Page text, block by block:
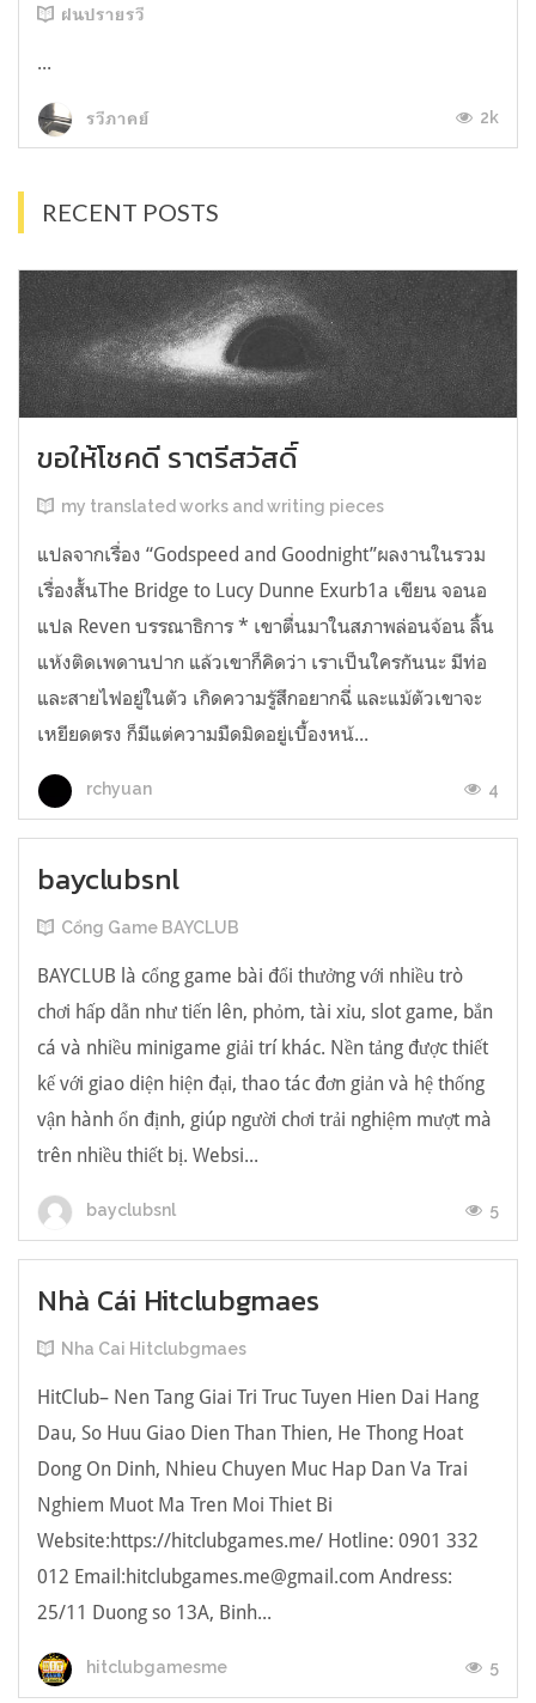
ฝนปรายรวี
...
รวีภาคย์ 2k
RECENT POSTS
ขอให้โชคดี ราตรีสวัสดิ์
my translated works and writing pieces
แปลจากเรื่อง “Godspeed and Goodnight”ผลงานในรวม
เรื่องสั้นThe Bridge to Lucy Dunne Exurb1a เขียน จอนอ
แปล Reven บรรณาธิการ * เขาตื่นมาในสภาพล่อนจ้อน ลิ้น
แห้งติดเพดานปาก แล้วเขาก็คิดว่า เราเป็นใครกันนะ มีท่อ
และสายไฟอยู่ในตัว เกิดความรู้สึกอยากฉี่ และแม้ตัวเขาจะ
เหยียดตรง ก็มีแต่ความมืดมิดอยู่เบื้องหน้...
rchyuan 4
bayclubsnl
Cổng Game BAYCLUB
BAYCLUB là cổng game bài đổi thưởng với nhiều trò
chơi hấp dẫn như tiến lên, phỏm, tài xỉu, slot game, bắn
cá và nhiều minigame giải trí khác. Nền tảng được thiết
kế với giao diện hiện đại, thao tác đơn giản và hệ thống
vận hành ổn định, giúp người chơi trải nghiệm mượt mà
trên nhiều thiết bị. Websi...
bayclubsnl 5
Nhà Cái Hitclubgmaes
Nha Cai Hitclubgmaes
HitClub– Nen Tang Giai Tri Truc Tuyen Hien Dai Hang
Dau, So Huu Giao Dien Than Thien, He Thong Hoat
Dong On Dinh, Nhieu Chuyen Muc Hap Dan Va Trai
Nghiem Muot Ma Tren Moi Thiet Bi
Website:https://hitclubgames.me/ Hotline: 0901 332
012 Email:hitclubgames.me@gmail.com Andress:
25/11 Duong so 13A, Binh...
hitclubgamesme 5